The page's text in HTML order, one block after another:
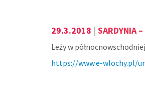
29.3.2018 |
Leży w
https://www.e-wlochy.pl/